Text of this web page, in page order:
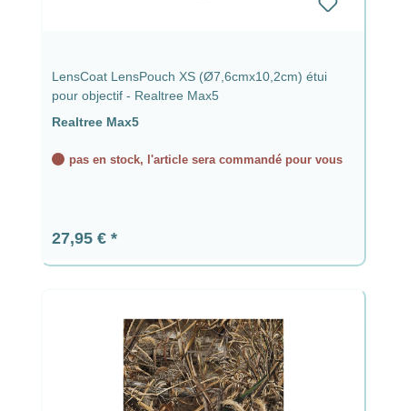
LensCoat LensPouch XS (Ø7,6cmx10,2cm) étui
pour objectif - Realtree Max5
Realtree Max5
pas en stock, l'article sera commandé pour vous
Prix régulier :
27,95 €